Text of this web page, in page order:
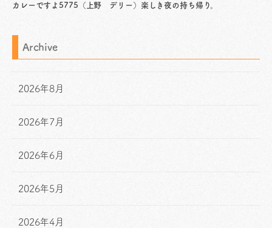
カレーですよ5775（上野 デリー）楽しき夜の持ち帰り。
Archive
2026年8月
2026年7月
2026年6月
2026年5月
2026年4月